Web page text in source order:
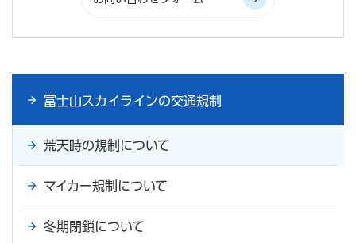
富士山スカイラインの交通規制
荒天時の規制について
マイカー規制について
冬期閉鎖について